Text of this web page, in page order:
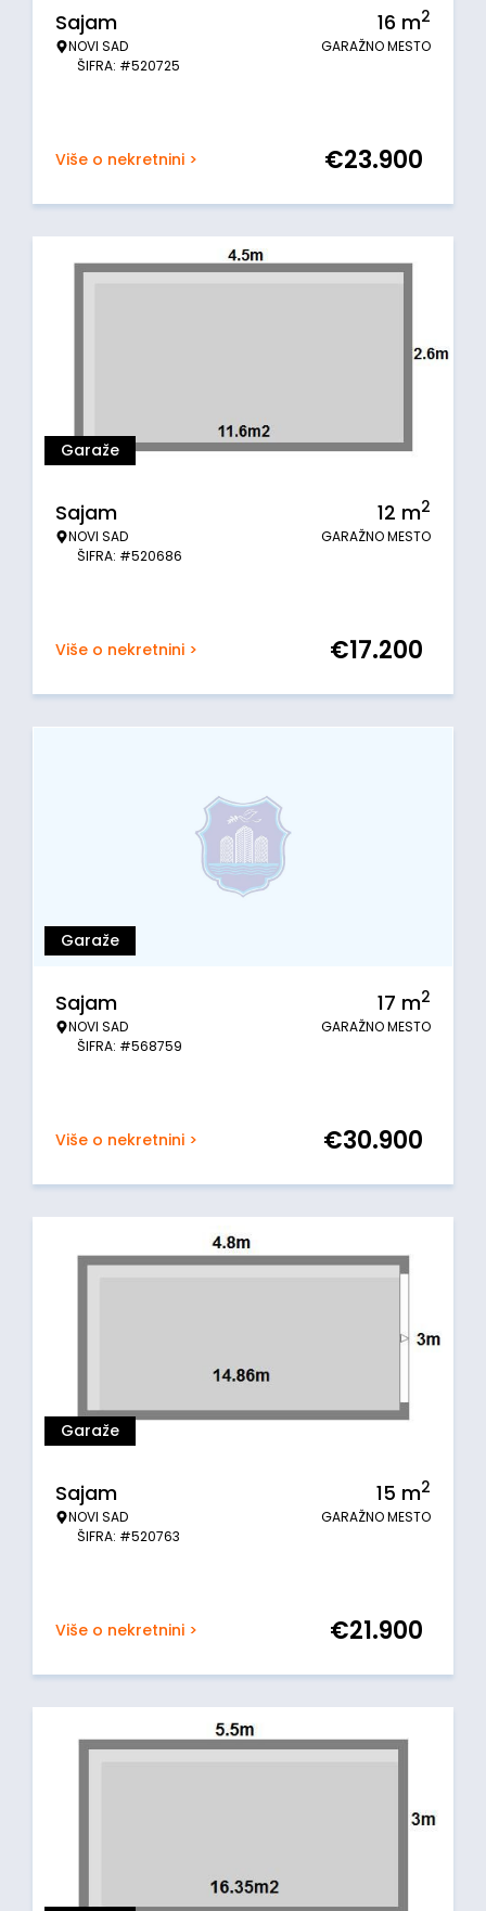
Sajam
NOVI SAD
ŠIFRA: #520725
16 m2
GARAŽNO MESTO
Više o nekretnini > €23.900
Garaže
Sajam
NOVI SAD
ŠIFRA: #520686
12 m2
GARAŽNO MESTO
Više o nekretnini > €17.200
Garaže
Sajam
NOVI SAD
ŠIFRA: #568759
17 m2
GARAŽNO MESTO
Više o nekretnini > €30.900
Garaže
Sajam
NOVI SAD
ŠIFRA: #520763
15 m2
GARAŽNO MESTO
Više o nekretnini > €21.900